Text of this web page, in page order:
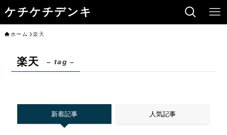
ケチケチデンキ
ホーム 楽天
楽天 – tag –
新着記事 人気記事